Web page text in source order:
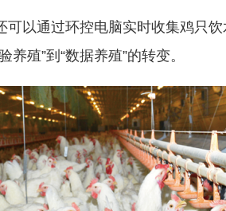
以通过环控电脑实时收集鸡只
殖”到“数据养殖”的转变。